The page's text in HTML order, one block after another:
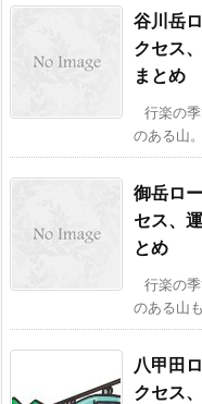
谷川岳
クセス
まとめ
行楽の
のある山
御岳ロ
セス、
とめ
行楽の
のある山
八甲田
クセス